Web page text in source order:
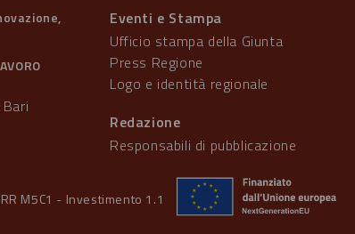
Eventi e Stampa
Ufficio stampa della Giunta
Press Regione
Logo e identità regionale
Redazione
Responsabili di pubblicazione
M5C1 - Investimento 1.1